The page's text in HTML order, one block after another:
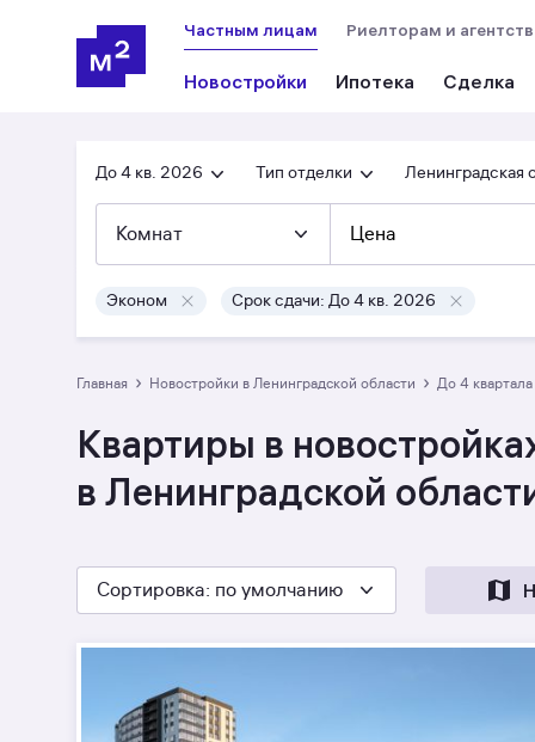
Частным лицам
Новостройки Ипотека Сделка
Риелторам и
До 4 кв. 2026 Тип отделки Ленинградская
Комнат Цена
Эконом Срок сдачи: До 4 кв. 2026
Главная › Новостройки в Ленинградской области › до 4
Квартиры в
в Ленинградской
Сортировка: по умолчанию